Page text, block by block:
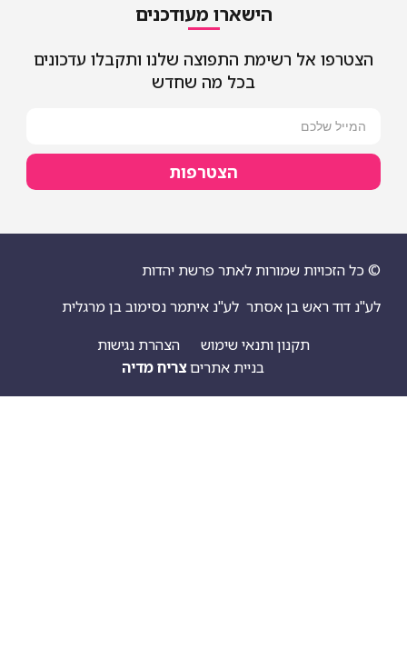
הישארו מעודכנים
הצטרפו אל רשימת התפוצה שלנו ותקבלו עדכונים
בכל מה שחדש
הצטרפות
© כל הזכויות שמורות לאתר פרשת יהדות
לע"נ דוד ראש בן אסתר לע"נ איתמר נסימוב בן מרגלית
תקנון ותנאי שימוש
הצהרת נגישות
בניית אתריםצריח מדיה